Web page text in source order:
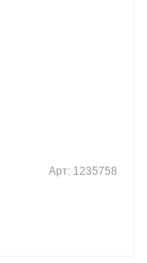
Арт: 1235758